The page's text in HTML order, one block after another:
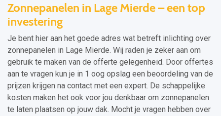
Zonnepanelen in Lage Mierde – een top
investering
Je bent hier aan het goede adres wat betreft inlichting over
zonnepanelen in Lage Mierde. Wij raden je zeker aan om
gebruik te maken van de offerte gelegenheid. Door offertes
aan te vragen kun je in 1 oog opslag een beoordeling van de
prijzen krijgen na contact met een expert. De schappelijke
kosten maken het ook voor jou denkbaar om zonnepanelen
te laten plaatsen op jouw dak. Mocht je vragen hebben over